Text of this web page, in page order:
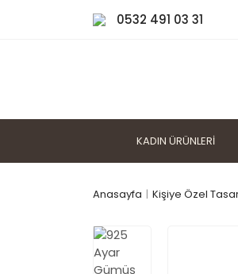
0532 491 03 31
KADIN ÜRÜNLERI
Anasayfa Kişiye Özel